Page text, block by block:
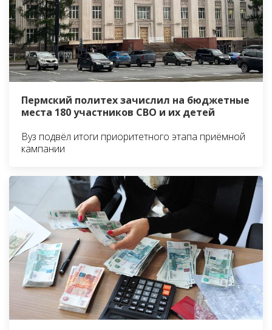
Пермский политех зачислил на бюджетные
места 180 участников СВО и их детей
Вуз подвёл итоги приоритетного этапа приёмной
кампании